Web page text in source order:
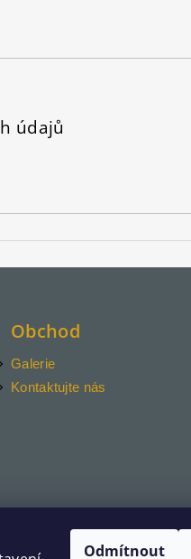
Odmítnout
údajů
Obchod
Galerie
Kontaktujte nás